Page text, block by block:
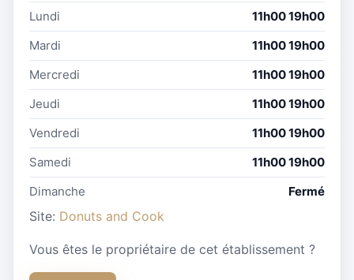
Lundi
11h00 19h00
Mardi
11h00 19h00
Mercredi
11h00 19h00
Jeudi
11h00 19h00
Vendredi
11h00 19h00
Samedi
11h00 19h00
Dimanche
Fermé
Site: Donuts and Cook
Vous êtes le propriétaire de cet établissement ?